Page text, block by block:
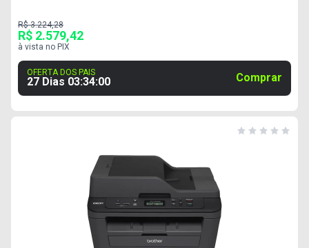
R$ 3.224,28
R$ 2.579,42
à vista no PIX
OFERTA DOS PAIS
27 Dias 03:33:59 Comprar